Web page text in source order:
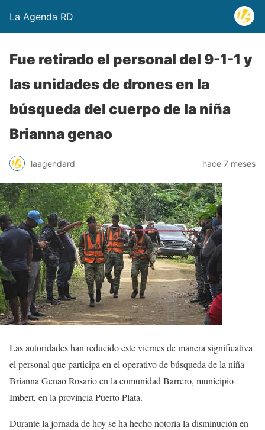
La Agenda RD
Fue retirado el personal del 9-1-1 y
las unidades de drones en la
búsqueda del cuerpo de la niña
Brianna genao
laagendard hace 7 meses
Las autoridades han reducido este viernes de manera significativa
el personal que participa en el operativo de búsqueda de la niña
Brianna Genao Rosario en la comunidad Barrero, municipio
Imbert, en la provincia Puerto Plata.
Durante la jornada de hoy se ha hecho notoria la disminución en